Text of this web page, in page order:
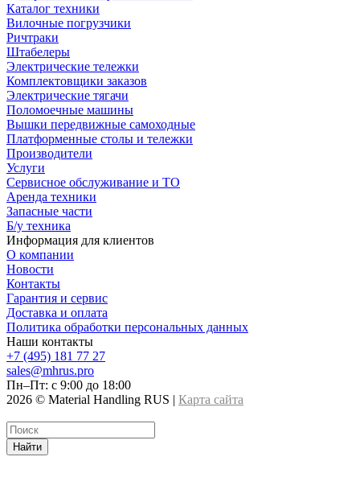
Каталог техники
Вилочные погрузчики
Ричтраки
Штабелеры
Электрические тележки
Комплектовщики заказов
Электрические тягачи
Поломоечные машины
Вышки передвижные самоходные
Платформенные столы и тележки
Производители
Услуги
Сервисное обслуживание и ТО
Аренда техники
Запасные части
Б/у техника
Информация для клиентов
О компании
Новости
Контакты
Гарантия и сервис
Доставка и оплата
Политика обработки персональных данных
Наши контакты
+7 (495) 181 77 27
sales@mhrus.pro
Пн–Пт: с 9:00 до 18:00
2026 © Material Handling RUS | Карта сайта
Найти